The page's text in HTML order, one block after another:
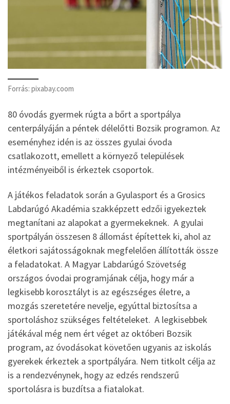
Forrás: pixabay.coom
80 óvodás gyermek rúgta a bőrt a sportpálya
centerpályáján a péntek délelőtti Bozsik programon. Az
eseményhez idén is az összes gyulai óvoda
csatlakozott, emellett a környező települések
intézményeiből is érkeztek csoportok.
A játékos feladatok során a Gyulasport és a Grosics
Labdarúgó Akadémia szakképzett edzői igyekeztek
megtanítani az alapokat a gyermekeknek. A gyulai
sportpályán összesen 8 állomást építettek ki, ahol az
életkori sajátosságoknak megfelelően állították össze
a feladatokat. A Magyar Labdarúgó Szövetség
országos óvodai programjának célja, hogy már a
legkisebb korosztályt is az egészséges életre, a
mozgás szeretetére nevelje, egyúttal biztosítsa a
sportoláshoz szükséges feltételeket. A legkisebbek
játékával még nem ért véget az októberi Bozsik
program, az óvodásokat követően ugyanis az iskolás
gyerekek érkeztek a sportpályára. Nem titkolt célja az
is a rendezvénynek, hogy az edzés rendszerű
sportolásra is buzdítsa a fiatalokat.